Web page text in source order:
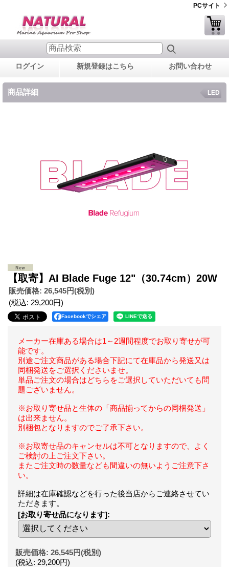
PCサイト
ログイン 新規登録はこちら お問い合わせ
商品詳細 LED
【取寄】AI Blade Fuge 12"（30.74cm）20W
販売価格: 26,545円(税別)
(税込: 29,200円)
Facebookでシェア
メーカー在庫ある場合は1～2週間程度でお取り寄せが可
能です。
別途ご注文商品がある場合下記にて在庫品から発送又は
同梱発送をご選択くださいませ。
単品ご注文の場合はどちらをご選択していただいても問
題ございません。
※お取り寄せ品と生体の「商品揃ってからの同梱発送」
は出来ません。
別梱包となりますのでご了承下さい。
※お取寄せ品のキャンセルは不可となりますので、よく
ご検討の上ご注文下さい。
またご注文時の数量なども間違いの無いようご注意下さ
い。
詳細は在庫確認などを行った後当店からご連絡させてい
ただきます。
[お取り寄せ品になります]:
販売価格: 26,545円(税別)
(税込: 29,200円)